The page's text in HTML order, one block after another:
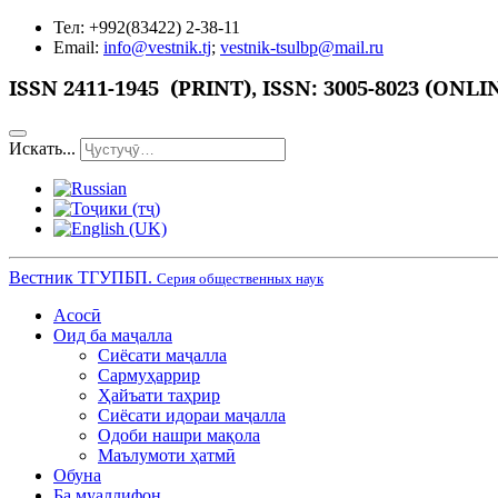
Тел: +992(83422) 2-38-11
Email: info@vestnik.tj; vestnik-tsulbp@mail.ru
ISSN 2411-1945 (PRINT), ISSN: 3005-8023
Искать...
Вестник ТГУПБП. Серия общественных наук
Асосӣ
Оид ба маҷалла
Сиёсати маҷалла
Сармуҳаррир
Ҳайъати таҳрир
Сиёсати идораи маҷалла
Одоби нашри мақола
Маълумоти ҳатмӣ
Обуна